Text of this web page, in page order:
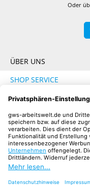
Oder
ÜBER UNS
SHOP SERVICE
INFORMATION
SICHER EINKAUFEN
UNSERE COMMUNITIES
Facebook